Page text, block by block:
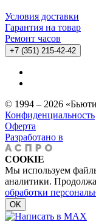
Условия доставки
Гарантия на товар
Ремонт часов
+7 (351) 215-42-42
© 1994 – 2026
Конфиденциальность
Оферта
Разработано в
COOKIE
Мы используем
аналитики.
обработки
OK